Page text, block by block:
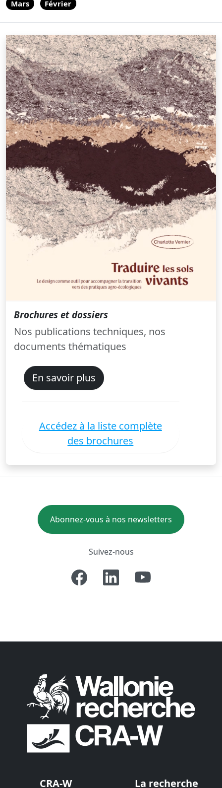
Mars
Février
Brochures et dossiers
Nos publications techniques, nos
documents thématiques
En savoir plus
Accédez à la liste complète
des brochures
Abonnez-vous à nos newsletters
Suivez-nous
CRA-W La recherche